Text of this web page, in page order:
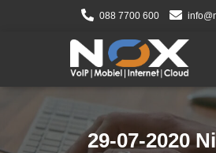
088 7700 600
29-07-2020